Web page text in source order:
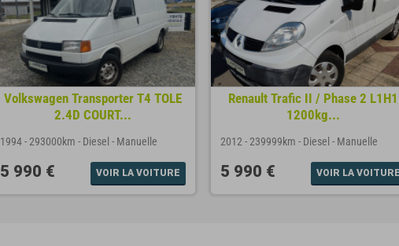
Volkswagen Transporter T4 TOLE
2.4D COURT...
1994-293000km - Diesel - Manuelle
5 990 € VOIR LA VOITURE
Renault Trafic II / Phase 2 L1H1
1200kg...
2012-239999km - Diesel - Manuelle
5 990 € VOIR LA VOITURE